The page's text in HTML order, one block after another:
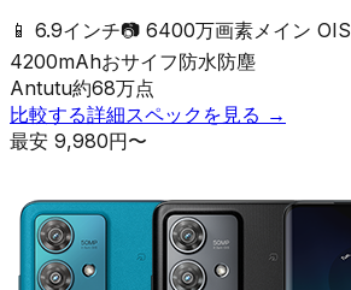
📱 6.9インチ📷 6400万画素メイン OIS
4200mAhおサイフ防水防塵
Antutu約68万点
比較する詳細スペックを見る →
最安 9,980円〜